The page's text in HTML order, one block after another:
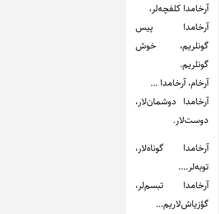
آرخامدا کلفچه‌لر،
آرخامدا پیس
گونلریم، خوش
گونلریم.
آرخام، آرخامدا …
آرخامدا دوشمان‌لار،
دوست‌لار.
آرخامدا گوناه‌لار،
توبه‌لر….
آرخامدا تبسم‌لر،
گؤزیاش‌لاریم…